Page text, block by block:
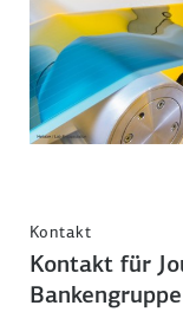
Kontakt
Kontakt für
Bankengruppe